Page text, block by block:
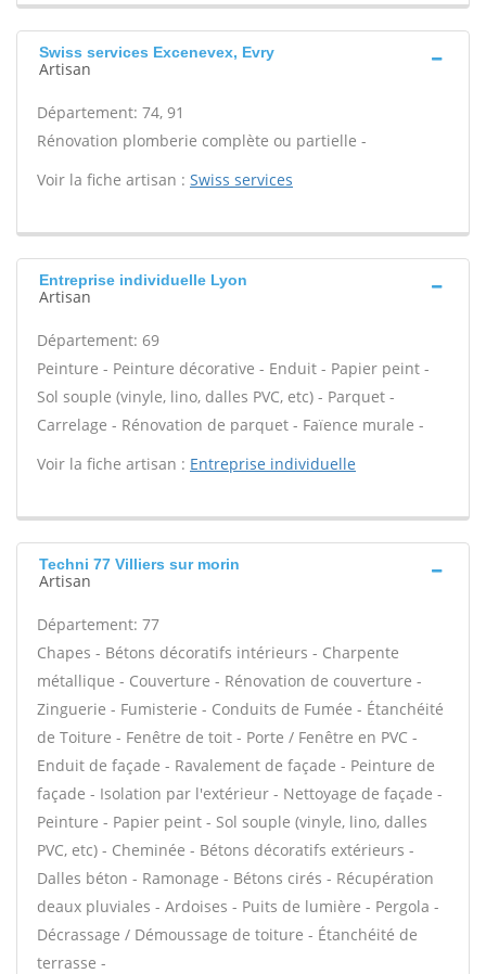
Swiss services Excenevex, Evry
Artisan
Département: 74, 91
Rénovation plomberie complète ou partielle -
Voir la fiche artisan : Swiss services
Entreprise individuelle Lyon
Artisan
Département: 69
Peinture - Peinture décorative - Enduit - Papier peint -
Sol souple (vinyle, lino, dalles PVC, etc) - Parquet -
Carrelage - Rénovation de parquet - Faïence murale -
Voir la fiche artisan : Entreprise individuelle
Techni 77 Villiers sur morin
Artisan
Département: 77
Chapes - Bétons décoratifs intérieurs - Charpente
métallique - Couverture - Rénovation de couverture -
Zinguerie - Fumisterie - Conduits de Fumée - Étanchéité
de Toiture - Fenêtre de toit - Porte / Fenêtre en PVC -
Enduit de façade - Ravalement de façade - Peinture de
façade - Isolation par l'extérieur - Nettoyage de façade -
Peinture - Papier peint - Sol souple (vinyle, lino, dalles
PVC, etc) - Cheminée - Bétons décoratifs extérieurs -
Dalles béton - Ramonage - Bétons cirés - Récupération
deaux pluviales - Ardoises - Puits de lumière - Pergola -
Décrassage / Démoussage de toiture - Étanchéité de
terrasse -